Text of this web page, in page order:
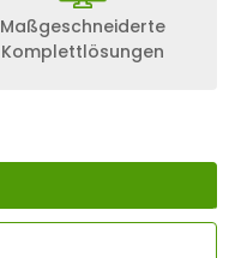
Maßgeschneiderte
Komplettlösungen